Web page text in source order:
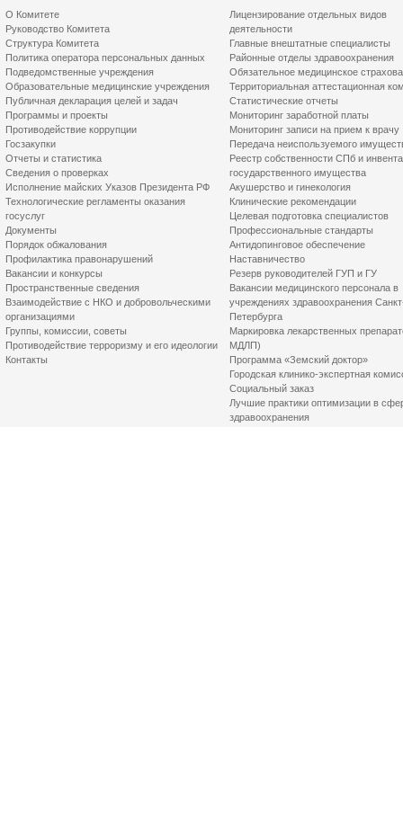
О Комитете
Руководство Комитета
Структура Комитета
Политика оператора персональных данных
Подведомственные учреждения
Образовательные медицинские учреждения
Публичная декларация целей и задач
Программы и проекты
Противодействие коррупции
Госзакупки
Отчеты и статистика
Сведения о проверках
Исполнение майских Указов Президента РФ
Технологические регламенты оказания
госуслуг
Документы
Порядок обжалования
Профилактика правонарушений
Вакансии и конкурсы
Пространственные сведения
Взаимодействие с НКО и добровольческими
организациями
Группы, комиссии, советы
Противодействие терроризму и его идеологии
Контакты
Лицензирование отдельных видов
деятельности
Главные внештатные специалисты
Районные отделы здравоохранения
Обязательное медицинское
Территориальная аттестационная
Статистические отчеты
Мониторинг заработной платы
Мониторинг записи на прием к врачу
Передача неиспользуемого
Реестр собственности СПб и
государственного имущества
Акушерство и гинекология
Клинические рекомендации
Целевая подготовка специалистов
Профессиональные стандарты
Антидопинговое обеспечение
Наставничество
Резерв руководителей ГУП и ГУ
Вакансии медицинского персонала в
учреждениях здравоохранения
Петербурга
Маркировка лекарственных
МДЛП)
Программа «Земский доктор»
Городская клинико-экспертная
Социальный заказ
Лучшие практики оптимизации в
здравоохранения